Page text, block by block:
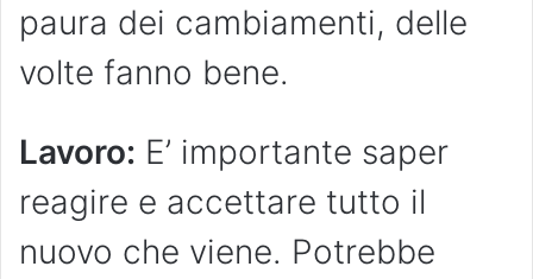
paura dei cambiamenti, delle
volte fanno bene.
Lavoro: E’ importante saper
reagire e accettare tutto il
nuovo che viene. Potrebbe